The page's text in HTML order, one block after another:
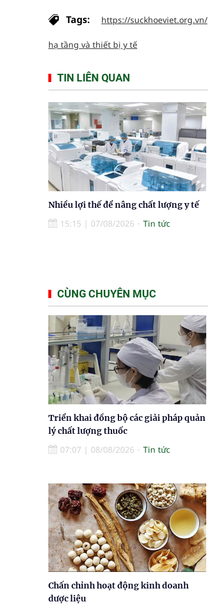
Tags: https://suckhoeviet.org.vn/
hạ tầng và thiết bị y tế
TIN LIÊN QUAN
Nhiều lợi thế để nâng chất lượng y tế
15:15 | 07/08/2026 Tin tức
CÙNG CHUYÊN MỤC
Triển khai đồng bộ các giải pháp quản
lý chất lượng thuốc
07:07 | 08/08/2026 Tin tức
Chấn chỉnh hoạt động kinh doanh
dược liệu